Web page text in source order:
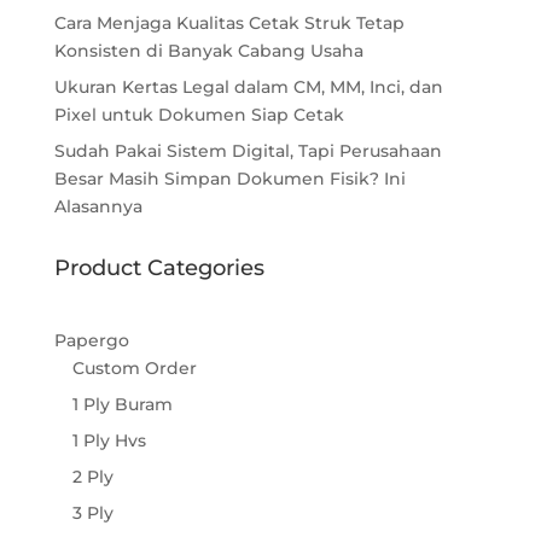
Cara Menjaga Kualitas Cetak Struk Tetap
Konsisten di Banyak Cabang Usaha
Ukuran Kertas Legal dalam CM, MM, Inci, dan
Pixel untuk Dokumen Siap Cetak
Sudah Pakai Sistem Digital, Tapi Perusahaan
Besar Masih Simpan Dokumen Fisik? Ini
Alasannya
Product Categories
Papergo
Custom Order
1 Ply Buram
1 Ply Hvs
2 Ply
3 Ply